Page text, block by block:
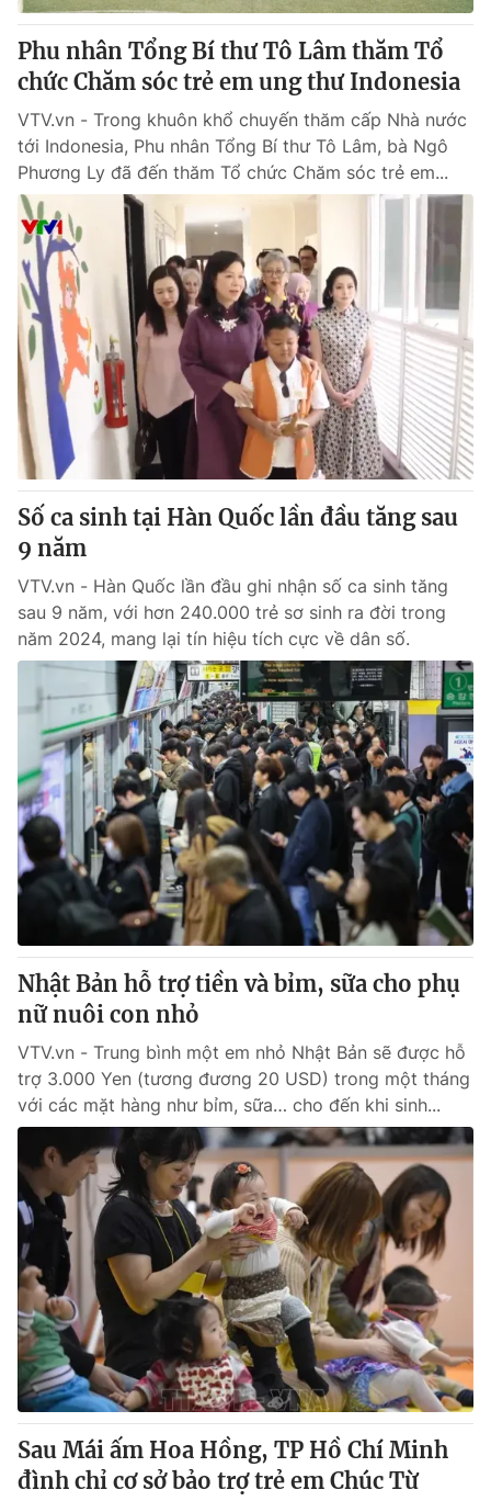
Phu nhân Tổng Bí thư Tô Lâm thăm Tổ
chức Chăm sóc trẻ em ung thư Indonesia
VTV.vn - Trong khuôn khổ chuyến thăm cấp Nhà nước
tới Indonesia, Phu nhân Tổng Bí thư Tô Lâm, bà Ngô
Phương Ly đã đến thăm Tổ chức Chăm sóc trẻ em...
Số ca sinh tại Hàn Quốc lần đầu tăng sau
9 năm
VTV.vn - Hàn Quốc lần đầu ghi nhận số ca sinh tăng
sau 9 năm, với hơn 240.000 trẻ sơ sinh ra đời trong
năm 2024, mang lại tín hiệu tích cực về dân số.
Nhật Bản hỗ trợ tiền và bỉm, sữa cho phụ
nữ nuôi con nhỏ
VTV.vn - Trung bình một em nhỏ Nhật Bản sẽ được hỗ
trợ 3.000 Yen (tương đương 20 USD) trong một tháng
với các mặt hàng như bỉm, sữa… cho đến khi sinh...
Sau Mái ấm Hoa Hồng, TP Hồ Chí Minh
đình chỉ cơ sở bảo trợ trẻ em Chúc Từ